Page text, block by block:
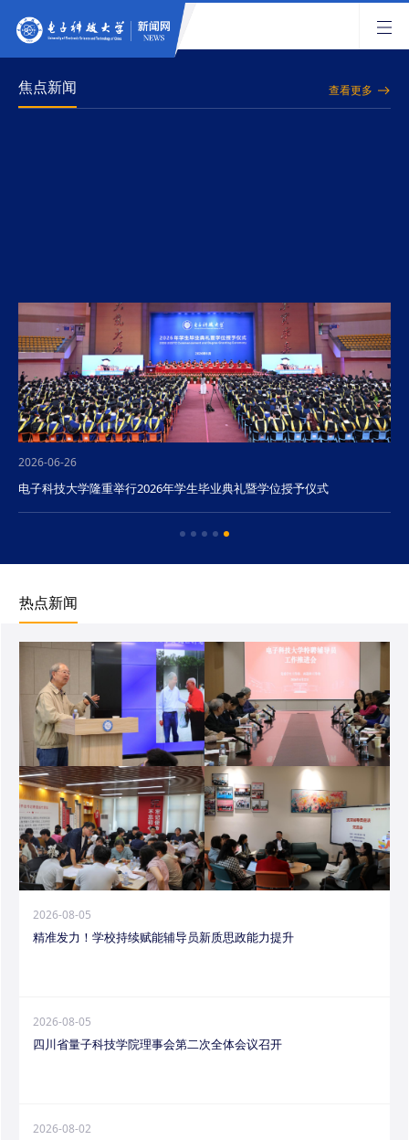
焦点新闻 查看更多
2026-06-26
电子科技大学隆重举行2026年学生毕业典礼暨学位授予仪式
热点新闻
2026-08-05
精准发力！学校持续赋能辅导员新质思政能力提升
2026-08-05
四川省量子科技学院理事会第二次全体会议召开
2026-08-02